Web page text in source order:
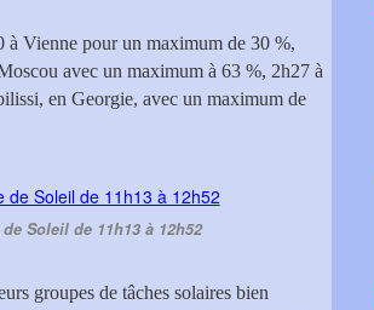
à Vienne pour un maximum de 30 %,
avec un maximum à 63 %, 2h27 à
en Georgie, avec un maximum de
Soleil de 11h13 à 12h52
groupes de tâches solaires bien